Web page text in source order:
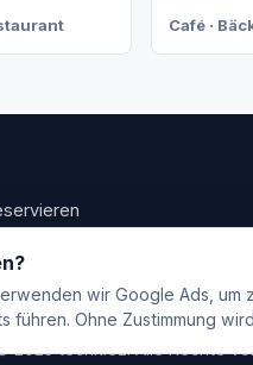
Café ·
2025 techkiez. Alle Rechte
wir Google Ads,
führen. Ohne Zustimmung